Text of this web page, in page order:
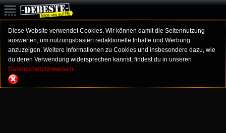
Diese Website verwendet Cookies. Wir können damit die Seitennutzung
auswerten, um nutzungsbasiert redaktionelle Inhalte und Werbung
anzuzeigen. Weitere Informationen zu Cookies und insbesondere dazu, wie
du deren Verwendung widersprechen kannst, findest du in unseren
Datenschutzhinweisen.